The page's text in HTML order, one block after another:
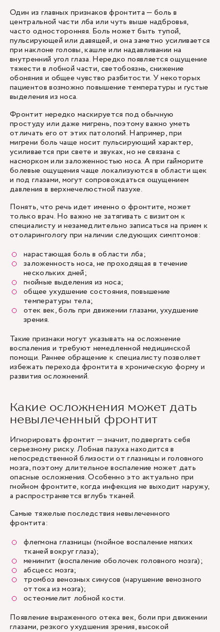
Один из главных признаков фронтита — боль в
центральной части лба или чуть выше надбровья,
часто односторонняя. Боль может быть тупой,
пульсирующей или давящей, и она заметно усиливается
при наклоне головы, кашле или надавливании на
внутренний угол глаза. Нередко появляется ощущение
тяжести в лобной части, светобоязнь, снижение
обоняния и общее чувство разбитости. У некоторых
пациентов возможно повышение температуры и густые
выделения из носа.
Фронтит нередко маскируется под обычную
простуду или даже мигрень, поэтому важно уметь
отличать его от этих патологий. Например, при
мигрени боль чаще носит пульсирующий характер,
усиливается при свете и звуках, но не связана с
насморком или заложенностью носа. А при гайморите
болевые ощущения чаще локализуются в области щек
и под глазами, могут сопровождаться ощущением
давления в верхнечелюстной пазухе.
Понять, что речь идет именно о фронтите, может
только врач. Но важно не затягивать с визитом к
специалисту и незамедлительно записаться на прием к
отоларингологу при наличии следующих симптомов:
нарастающая боль в области лба;
заложенность носа, не проходящая в течение
нескольких дней;
гнойные выделения из носа;
общее ухудшение состояния, повышение
температуры тела;
отек век, боль при движении глазами, ухудшение
зрения.
Такие признаки могут указывать на осложнение
воспаления и требуют немедленной медицинской
помощи. Раннее обращение к специалисту позволяет
избежать перехода фронтита в хроническую форму и
развития осложнений.
Какие осложнения может дать
невылеченный фронтит
Игнорировать фронтит — значит, подвергать себя
серьезному риску. Лобная пазуха находится в
непосредственной близости от глазницы и головного
мозга, поэтому длительное воспаление может дать
опасные осложнения. Особенно это актуально при
гнойном фронтите, когда инфекция не выходит наружу,
а распространяется вглубь тканей.
Самые тяжелые последствия невылеченного
фронтита:
флегмона глазницы (гнойное воспаление мягких
тканей вокруг глаза);
менингит (воспаление оболочек головного мозга);
абсцесс мозга;
тромбоз венозных синусов (нарушение венозного
оттока из мозга);
остеомиелит лобной кости.
Появление выраженного отека век, боли при движении
глазами, резкого ухудшения зрения, высокой